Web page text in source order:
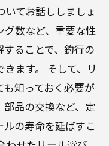
いてお話ししましょ
グ数など、重要な性
ることで、釣行の
ます。 そして、リ
知っておく必要が
品の交換など、定
の寿命を延ばすこ